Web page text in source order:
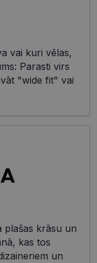
vai kuri vēlas,
Parasti virs
"wide fit" vai
plašas krāsu un
kas tos
un